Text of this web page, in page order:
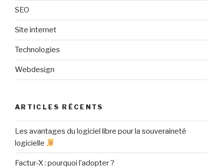
SEO
Site internet
Technologies
Webdesign
ARTICLES RÉCENTS
Les avantages du logiciel libre pour la souveraineté
logicielle
Factur-X : pourquoi l’adopter ?